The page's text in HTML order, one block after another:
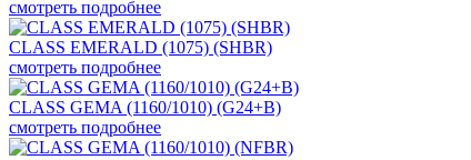
смотреть подробнее
CLASS EMERALD (1075) (SHBR)
смотреть подробнее
CLASS GEMA (1160/1010) (G24+B)
смотреть подробнее